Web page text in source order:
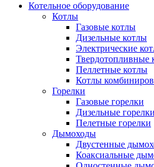
Котельное оборудование
Котлы
Газовые котлы
Дизельные котлы
Электрические
Твердотопливные
Пеллетные котлы
Котлы
Горелки
Газовые горелки
Дизельные горелки
Пелетные горелки
Дымоходы
Двустенные
Коаксиальные